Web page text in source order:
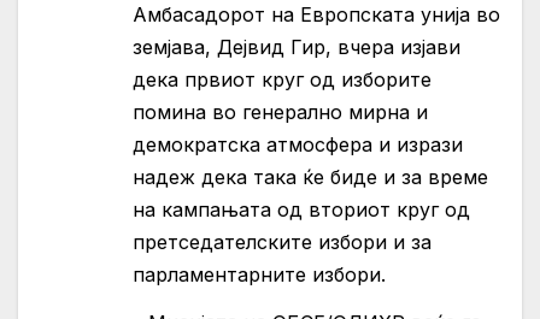
Амбасадорот на Европската унија во
земјава, Дејвид Гир, вчера изјави
дека првиот круг од изборите
помина во генерално мирна и
демократска атмосфера и изрази
надеж дека така ќе биде и за време
на кампањата од вториот круг од
претседателските избори и за
парламентарните избори.